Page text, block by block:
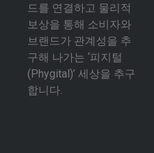
드를 연결하고 물리적
보상을 통해 소비자와
브랜드가 관계성을 추
구해 나가는 ‘피지털
(Phygital)’ 세상을 추구
합니다.